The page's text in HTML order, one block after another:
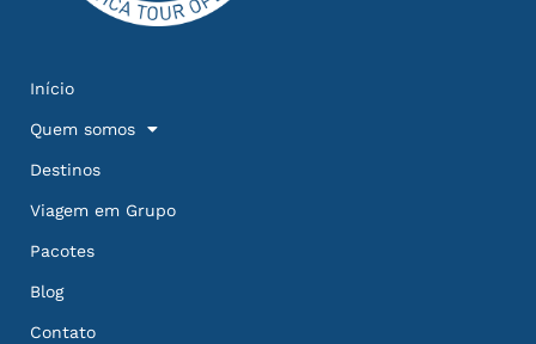
Início
Quem somos
Destinos
Viagem em Grupo
Pacotes
Blog
Contato